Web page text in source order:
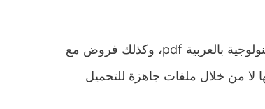
ملخص و تمارين وحلول درس المعايرات المباشرة اولى باك علوم تجريبية و تكنولوجية بالعربية pdf، وكذلك فروض مع
لا من خلال ملفات جاهزة للتحميل